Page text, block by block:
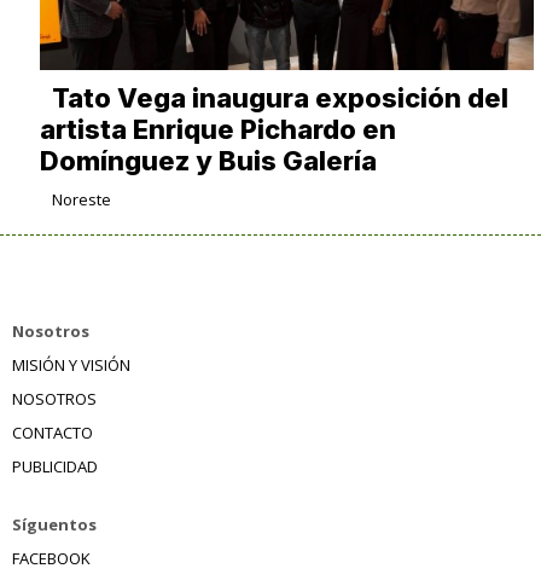
Tato Vega inaugura exposición del
artista Enrique Pichardo en
Domínguez y Buis Galería
Noreste
Nosotros
MISIÓN Y VISIÓN
NOSOTROS
CONTACTO
PUBLICIDAD
Síguentos
FACEBOOK